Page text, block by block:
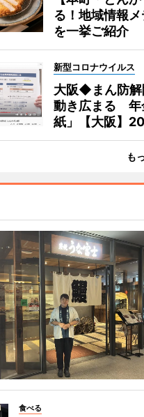
る！地域情報
を一挙ご紹介
新型コロナウイルス
大阪◆まん防
動き広まる 年
紙」【大阪】
も
食べる